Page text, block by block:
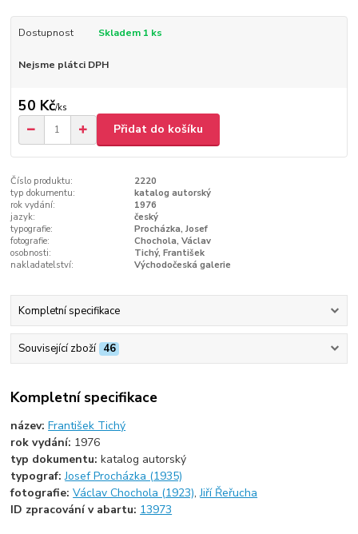
Dostupnost Skladem 1 ks
Nejsme plátci DPH
50 Kč/ks
Přidat do košíku
Číslo produktu:
2220
typ dokumentu:
katalog autorský
rok vydání:
1976
jazyk:
český
typografie:
Procházka, Josef
fotografie:
Chochola, Václav
osobnosti:
Tichý, František
nakladatelství:
Východočeská galerie
Kompletní specifikace
Související zboží 46
Kompletní specifikace
název:František Tichý
rok vydání: 1976
typ dokumentu:katalog autorský
typograf:Josef Procházka (1935)
fotografie:Václav Chochola (1923),Jiří Řeřucha
ID zpracování v abartu: 13973